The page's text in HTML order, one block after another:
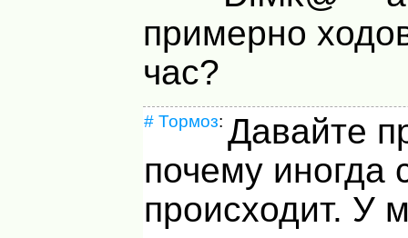
примерно
час?
# Тормоз: Давайте
почему иногда
происходит. У